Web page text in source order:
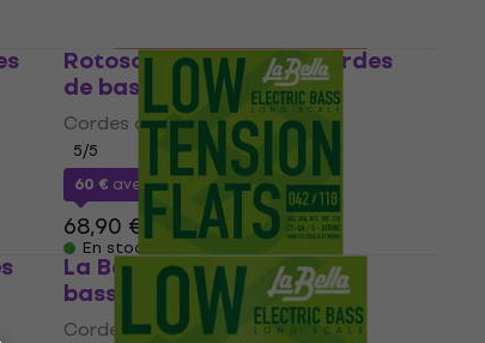
Rotosound RS 775 LD Cordes
de basses
Cordes de basses
5/5
60 € avec le code MUZMUZ-10
68,90 €
En stock
La Bella LTF-5A Cordes de
basses
Cordes de basses